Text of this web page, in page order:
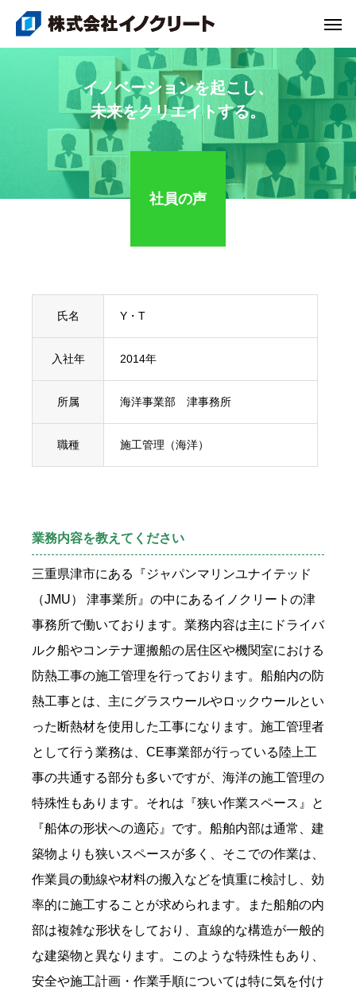
イノベーショ ンを起こ し、
未来をクリエイトする。
社員の声
氏名 Y・T
入社年 2014年
所属 海洋事業部 津事務所
職種 施工管理（海洋）
業務内容を教えてください
三重県津市にある『ジャパンマリンユナイテッド
（JMU） 津事業所』の中にあるイノクリートの津
事務所で働いております。業務内容は主にドライバ
ルク船やコンテナ運搬船の居住区や機関室における
防熱工事の施工管理を行っております。船舶内の防
熱工事とは、主にグラスウールやロックウールとい
った断熱材を使用した工事になります。施工管理者
として行う業務は、CE事業部が行っている陸上工
事の共通する部分も多いですが、海洋の施工管理の
特殊性もあります。それは『狭い作業スペース』と
『船体の形状への適応』です。船舶内部は通常、建
築物よりも狭いスペースが多く、そこでの作業は、
作業員の動線や材料の搬入などを慎重に検討し、効
率的に施工することが求められます。また船舶の内
部は複雑な形状をしており、直線的な構造が一般的
な建築物と異なります。このような特殊性もあり、
安全や施工計画・作業手順については特に気を付け